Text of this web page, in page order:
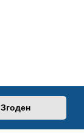
Згоден